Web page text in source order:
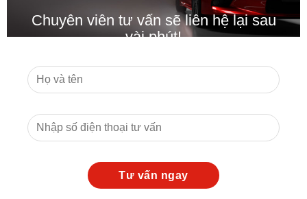
Chuyên viên tư vấn sẽ liên hệ lại sau
vài phút!